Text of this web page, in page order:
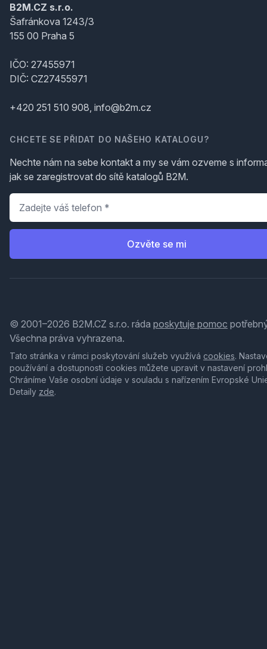
B2M.CZ s.r.o.
Šafránkova 1243/3
155 00 Praha 5
IČO: 27455971
DIČ: CZ27455971
+420 251 510 908, info@b2m.cz
CHCETE SE PŘIDAT DO NAŠEHO KATALOGU?
Nechte nám na sebe kontakt a my se vám ozveme s
jak se zaregistrovat do sítě katalogů B2M.
Telefon
Ozvěte se mi
© 2001–2026 B2M.CZ s.r.o. ráda poskytuje pomoc
Všechna práva vyhrazena.
Tato stránka v rámci poskytování služeb využívá cookies.
používání a dostupnosti cookies můžete upravit v nastavení
Chráníme Vaše osobní údaje v souladu s nařízením Evropské
Detaily zde.